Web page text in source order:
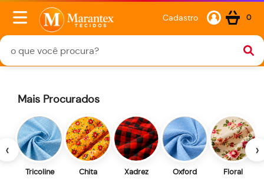
Cadastro 0
‹
Mais Procurados
Tricoline Chita Xadrez Oxford Floral
›